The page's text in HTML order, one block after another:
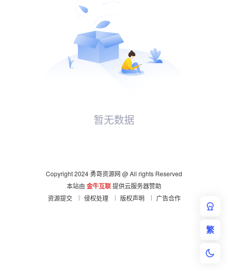
暂无数据
Copyright 2024 勇哥资源网 @ All rights Reserved
本站由 金牛互联提供云服务器赞助
资源提交
侵权处理 版权声明 广告合作
繁